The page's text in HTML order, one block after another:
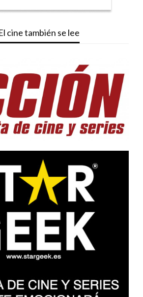
cine también se lee